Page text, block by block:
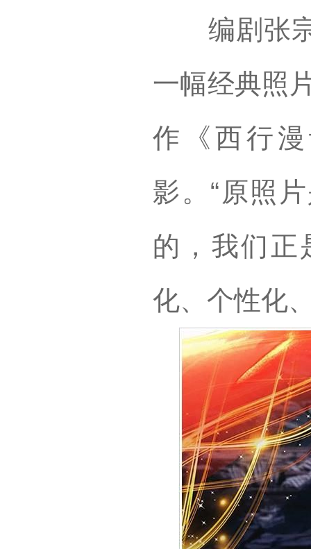
编剧张宗
一幅经典照
作《西行
影。“原照
的，我们正
化、个性化